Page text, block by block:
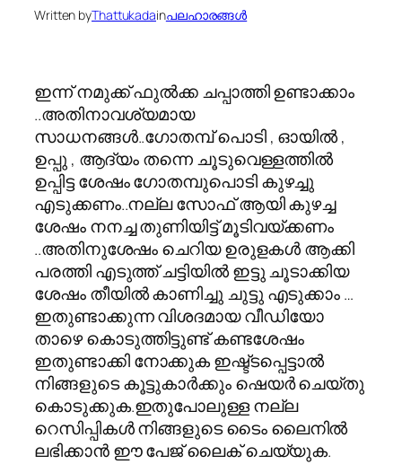
Written byThattukadainപലഹാരങ്ങള്‍
ഇന്ന് നമുക്ക് ഫുല്‍ക്ക ചപ്പാത്തി ഉണ്ടാക്കാം
..അതിനാവശ്യമായ
സാധനങ്ങള്‍..ഗോതമ്പ് പൊടി , ഓയില്‍ ,
ഉപ്പു , ആദ്യം തന്നെ ചൂടുവെള്ളത്തില്‍
ഉപ്പിട്ട ശേഷം ഗോതമ്പുപൊടി കുഴച്ചു
എടുക്കണം..നല്ല സോഫ് ആയി കുഴച്ച
ശേഷം നനച്ച തുണിയിട്ട് മൂടിവയ്ക്കണം
..അതിനുശേഷം ചെറിയ ഉരുളകള്‍ ആക്കി
പരത്തി എടുത്ത് ചട്ടിയില്‍ ഇട്ടു ചൂടാക്കിയ
ശേഷം തീയില്‍ കാണിച്ചു ചുട്ടു എടുക്കാം …
ഇതുണ്ടാക്കുന്ന വിശദമായ വീഡിയോ
താഴെ കൊടുത്തിട്ടുണ്ട്‌ കണ്ടശേഷം
ഇതുണ്ടാക്കി നോക്കുക ഇഷ്ട്ടപ്പെട്ടാല്‍
നിങ്ങളുടെ കൂട്ടുകാര്‍ക്കും ഷെയര്‍ ചെയ്തു
കൊടുക്കുക.ഇതുപോലുള്ള നല്ല
റെസിപ്പികള്‍ നിങ്ങളുടെ ടൈം ലൈനില്‍
ലഭിക്കാന്‍ ഈ പേജ് ലൈക് ചെയ്യുക.